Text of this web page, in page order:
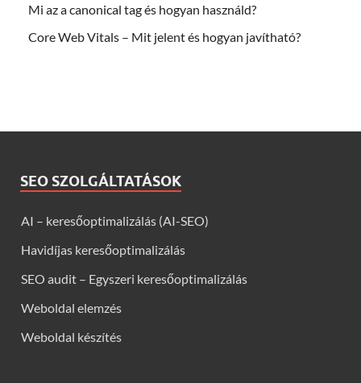
Mi az a canonical tag és hogyan használd?
Core Web Vitals – Mit jelent és hogyan javítható?
SEO SZOLGÁLTATÁSOK
AI – keresőoptimalizálás (AI-SEO)
Havidíjas keresőoptimalizálás
SEO audit – Egyszeri keresőoptimalizálás
Weboldal elemzés
Weboldal készítés